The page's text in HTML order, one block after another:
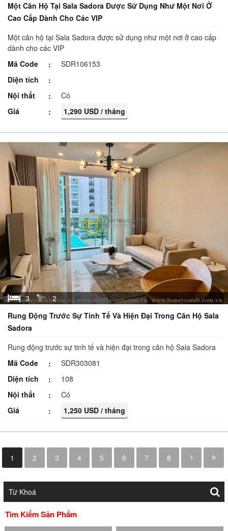
Một Căn Hộ Tại Sala Sadora Được Sử Dụng Như Một Nơi Ở
Cao Cấp Dành Cho Các VIP
Một căn hộ tại Sala Sadora được sử dụng như một nơi ở cao cấp
dành cho các VIP
Mã Code
SDR106153
Diện tích
Nội thất
Có
Giá
1,290 USD / tháng
3
2
Rung Động Trước Sự Tinh Tế Và Hiện Đại Trong Căn Hộ Sala
Sadora
Rung động trước sự tinh tế và hiện đại trong căn hộ Sala Sadora
Mã Code
SDR303081
Diện tích
108
Nội thất
Có
Giá
1,250 USD / tháng
1 2 3 4 5 6 7 8
Tìm Kiếm Sản Phẩm